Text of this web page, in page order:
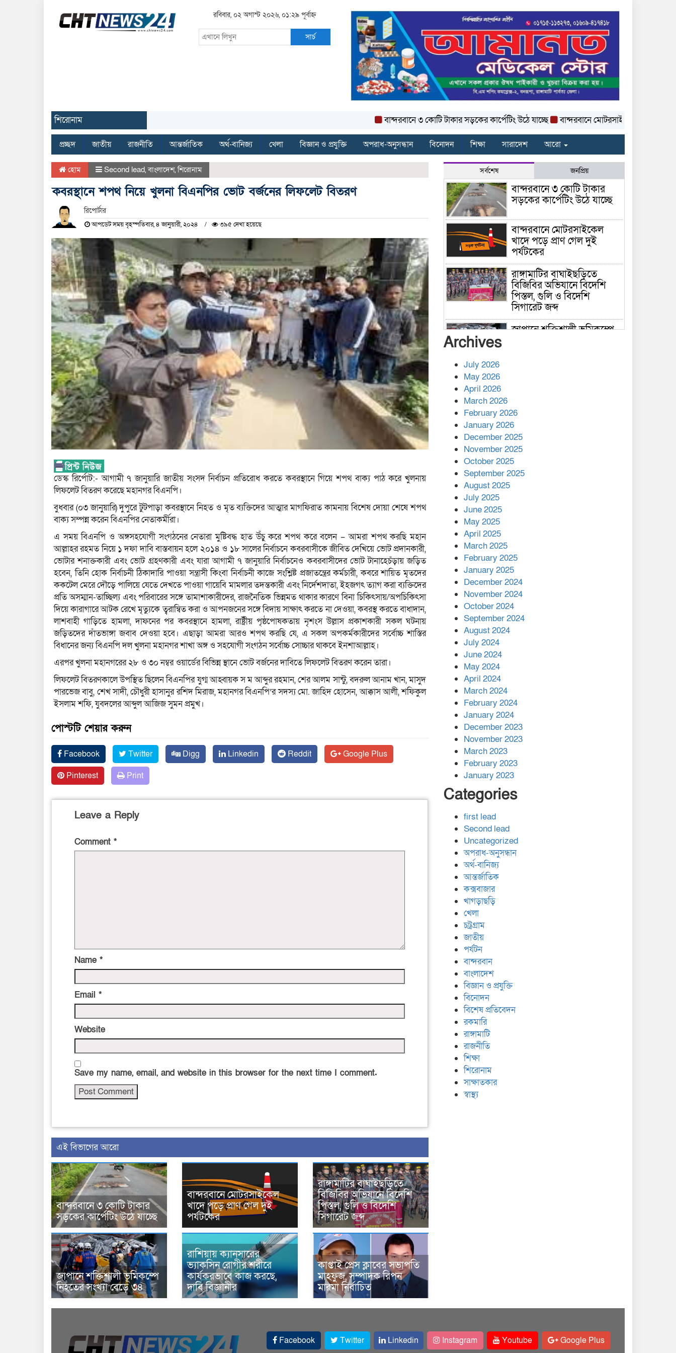
রবিবার, ০২ অগাস্ট ২০২৬, ০১:২৯ পূর্বাহ্ন
সার্চ
শিরোনাম বান্দরবানে ৩ কোটি টাকার সড়কের কার্পেটিং উঠে যাচ্ছে বান্দরবানে মোটরসাইকেল খাদে পড়ে প্রাণ
প্রচ্ছদ জাতীয় রাজনীতি আন্তর্জাতিক অর্থ-বানিজ্য খেলা বিজ্ঞান ও প্রযুক্তি অপরাধ-অনুসন্ধান বিনোদন শিক্ষা সারাদেশ আরো
হোম Second lead,বাংলাদেশ,শিরোনাম
কবরস্থানে শপথ নিয়ে খুলনা বিএনপির ভোট বর্জনের লিফলেট বিতরণ
রিপোর্টার
আপডেট সময় বৃহস্পতিবার, ৪ জানুয়ারী, ২০২৪ ৩৯৫ দেখা হয়েছে
ডেস্ক রির্পোট:- আগামী ৭ জানুয়ারি জাতীয় সংসদ নির্বাচন প্রতিরোধ করতে কবরস্থানে গিয়ে শপথ বাক্য পাঠ করে খুলনায়
লিফলেট বিতরণ করেছে মহানগর বিএনপি।
বুধবার (০৩ জানুয়ারি) দুপুরে টুটপাড়া কবরস্থানে নিহত ও মৃত ব্যক্তিদের আত্মার মাগফিরাত কামনায় বিশেষ দোয়া শেষে শপথ
বাক্য সম্পন্ন করেন বিএনপির নেতাকর্মীরা।
এ সময় বিএনপি ও অঙ্গসহযোগী সংগঠনের নেতারা মুষ্টিবদ্ধ হাত উঁচু করে শপথ করে বলেন – আমরা শপথ করছি মহান
আল্লাহর রহমত নিয়ে ১ দফা দাবি বাস্তবায়ন হলে ২০১৪ ও ১৮ সালের নির্বাচনে কবরবাসীকে জীবিত দেখিয়ে ভোট প্রদানকারী,
ভোটার শনাক্তকারী এবং ভোট গ্রহণকারী এবং যারা আগামী ৭ জানুয়ারি নির্বাচনেও কবরবাসীদের ভোট টানাহেচঁড়ায় জড়িত
হবেন, তিনি হোক নির্বাচনী ঠিকাদারি পাওয়া সন্ত্রাসী কিংবা নির্বাচনী কাজে সংশ্লিষ্ট প্রজাতন্ত্রের কর্মচারী, কবরে শায়িত মৃতদের
ককটেল মেরে দৌড়ে পালিয়ে যেতে দেখতে পাওয়া গায়েবি মামলার তদন্তকারী এবং নির্দেশদাতা, ইহজগৎ ত্যাগ করা ব্যক্তিদের
প্রতি অসম্মান-তাচ্ছিল্য এবং পরিবারের সঙ্গে তামাশাকারীদের, রাজনৈতিক ভিন্নমত থাকার কারণে বিনা চিকিৎসায়/অপচিকিৎসা
দিয়ে কারাগারে আটক রেখে মৃত্যুকে ত্বরান্বিত করা ও আপনজনের সঙ্গে বিদায় সাক্ষাৎ করতে না দেওয়া, কবরস্থ করতে বাধাদান,
লাশবাহী গাড়িতে হামলা, দাফনের পর কবরস্থানে হামলা, রাষ্ট্রীয় পৃষ্ঠপোষকতায় নৃশংস উল্লাস প্রকাশকারী সকল ঘটনায়
জড়িতদের দাঁতভাঙ্গা জবাব দেওয়া হবে। এছাড়া আমরা আরও শপথ করছি যে, এ সকল অপকর্মকারীদের সর্বোচ্চ শাস্তির
বিধানের জন্য বিএনপি দল খুলনা মহানগর শাখা অঙ্গ ও সহযোগী সংগঠন সর্বোচ্চ সোচ্চার থাকবে ইনশাআল্লাহ।
এরপর খুলনা মহানগরের ২৮ ও ৩০ নম্বর ওয়ার্ডের বিভিন্ন স্থানে ভোট বর্জনের দাবিতে লিফলেট বিতরণ করেন তারা।
লিফলেট বিতরণকালে উপস্থিত ছিলেন বিএনপির যুগ্ম আহ্বায়ক স ম আব্দুর রহমান, শের আলম সান্টু, বদরুল আনাম খান, মাসুদ
পারভেজ বাবু, শেখ সাদী, চৌধুরী হাসানুর রশিদ মিরাজ, মহানগর বিএনপি’র সদস্য মো. জাহিদ হোসেন, আক্কাস আলী, শফিকুল
ইসলাম শফি, যুবদলের আব্দুল আজিজ সুমন প্রমুখ।
পোস্টটি শেয়ার করুন
Facebook Twitter Digg Linkedin Reddit
Google Plus
Pinterest
Print
Leave a Reply
Comment *
Name *
Email *
Website
Save my name, email, and website in this browser for the next time I comment.
এই বিভাগের আরো
বান্দরবানে ৩ কোটি টাকার
সড়কের কার্পেটিং উঠে যাচ্ছে
বান্দরবানে মোটরসাইকেল
খাদে পড়ে প্রাণ গেল দুই
পর্যটকের
রাঙ্গামাটির বাঘাইছড়িতে
বিজিবির অভিযানে বিদেশি
পিস্তল, গুলি ও বিদেশি
সিগারেট জব্দ
জাপানে শক্তিশালী ভূমিকম্পে
নিহতের সংখ্যা বেড়ে ৩৪
রাশিয়ায় ক্যানসারের
ভ্যাকসিন রোগীর শরীরে
কার্যকরভাবে কাজ করছে,
দাবি বিজ্ঞানীর
কাপ্তাই প্রেস ক্লাবের সভাপতি
মাহফুজ, সম্পাদক রিপন
মারমা নির্বাচিত
সর্বশেষ জনপ্রিয়
বান্দরবানে ৩ কোটি টাকার
সড়কের কার্পেটিং উঠে যাচ্ছে
বান্দরবানে মোটরসাইকেল
খাদে পড়ে প্রাণ গেল দুই
পর্যটকের
রাঙ্গামাটির বাঘাইছড়িতে
বিজিবির অভিযানে বিদেশি
পিস্তল, গুলি ও বিদেশি
সিগারেট জব্দ
জাপানে শক্তিশালী ভূমিকম্পে
কাপ্তাই প্রেস ক্লাবের সভাপতি
মাহফুজ, সম্পাদক রিপন মারমা
নির্বাচিত
মালয়েশিয়ার প্রধানমন্ত্রীকে চিঠি
দেয়ার পর ফোন তারেক
রহমানের,গ্যাস সঙ্কট
মোকাবিলায় সহায়তার আশ্বাস
এক বিলিয়ন ডলার বিনিয়োগ
হবে আনোয়ারায়
বান্দরবানে বন্যায় ক্ষতিগ্রস্তদের
মাঝে সহায়তা দিলেন সাচিং প্রু
জেরী
Archives
July 2026
May 2026
April 2026
March 2026
February 2026
January 2026
December 2025
November 2025
October 2025
September 2025
August 2025
July 2025
June 2025
May 2025
April 2025
March 2025
February 2025
January 2025
December 2024
November 2024
October 2024
September 2024
August 2024
July 2024
June 2024
May 2024
April 2024
March 2024
February 2024
January 2024
December 2023
November 2023
March 2023
February 2023
January 2023
Categories
first lead
Second lead
Uncategorized
অপরাধ-অনুসন্ধান
অর্থ-বানিজ্য
আন্তর্জাতিক
কক্সবাজার
খাগড়াছড়ি
খেলা
চট্রগ্রাম
জাতীয়
পর্যটন
বান্দরবান
বাংলাদেশ
বিজ্ঞান ও প্রযুক্তি
বিনোদন
বিশেষ প্রতিবেদন
রকমারি
রাঙ্গামাটি
রাজনীতি
শিক্ষা
শিরোনাম
সাক্ষাতকার
স্বাস্থ্য
Facebook Twitter Linkedin Instagram Youtube Google Plus